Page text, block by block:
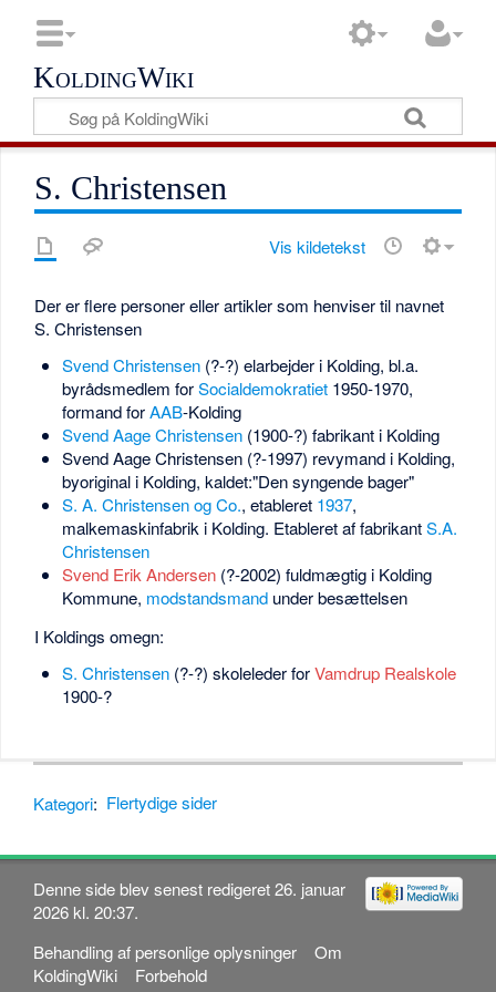
KoldingWiki
S. Christensen
Vis kildetekst
Der er flere personer eller artikler som henviser til navnet
S. Christensen
Svend Christensen(?-?) elarbejder i Kolding, bl.a.
byrådsmedlem forSocialdemokratiet1950-1970,
formand forAAB-Kolding
Svend Aage Christensen(1900-?) fabrikant i Kolding
Svend Aage Christensen (?-1997) revymand i Kolding,
byoriginal i Kolding, kaldet:"Den syngende bager"
S. A. Christensen og Co., etableret 1937,
malkemaskinfabrik i Kolding. Etableret af fabrikantS.A.
Christensen
Svend Erik Andersen(?-2002) fuldmægtig i Kolding
Kommune, modstandsmandunder besættelsen
I Koldings omegn:
S. Christensen(?-?) skoleleder forVamdrup Realskole
1900-?
Kategori: Flertydige sider
Denne side blev senest redigeret 26. januar
2026 kl. 20:37.
Behandling af personlige oplysninger
Om
KoldingWiki
Forbehold